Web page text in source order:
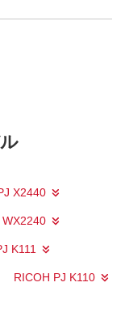
X2440
K111
RICOH PJ K110